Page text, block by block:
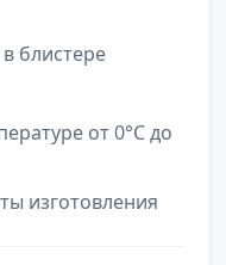
блистере
от 0°С до
изготовления